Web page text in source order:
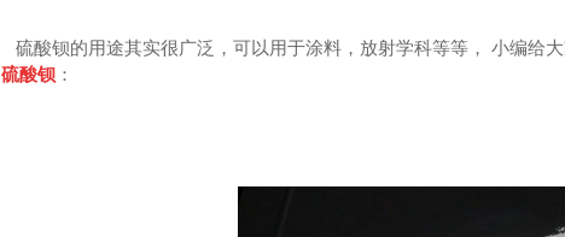
硫酸钡的用途其实很广泛，可以用于涂料，放射学科等等， 小编给
硫酸钡 ：